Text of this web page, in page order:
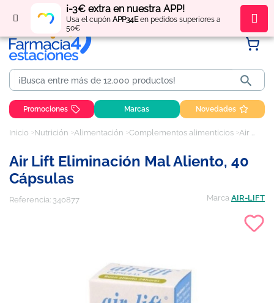
¡-3€ extra en nuestra APP!
Usa el cupón APP34Een pedidos superiores a
50€
Regístratey obténpuntos por tus compras

Promociones Marcas Novedades
Inicio Nutrición Alimentación Complementos alimenticios Air lift eliminación mal aliento, 40 cápsulas
Air Lift Eliminación Mal Aliento, 40
Cápsulas
Referencia: 340877 Marca AIR-LIFT